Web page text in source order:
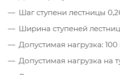
Шаг ступени лестницы
Ширина ступеней
Допустимая нагрузка: 100
Допустимая нагрузка на